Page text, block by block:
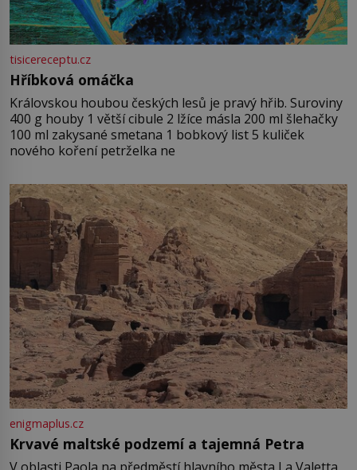
tisicereceptu.cz
Hříbková omáčka
Královskou houbou českých lesů je pravý hřib. Suroviny
400 g houby 1 větší cibule 2 lžíce másla 200 ml šlehačky
100 ml zakysané smetana 1 bobkový list 5 kuliček
nového koření petrželka ne
enigmaplus.cz
Krvavé maltské podzemí a tajemná Petra